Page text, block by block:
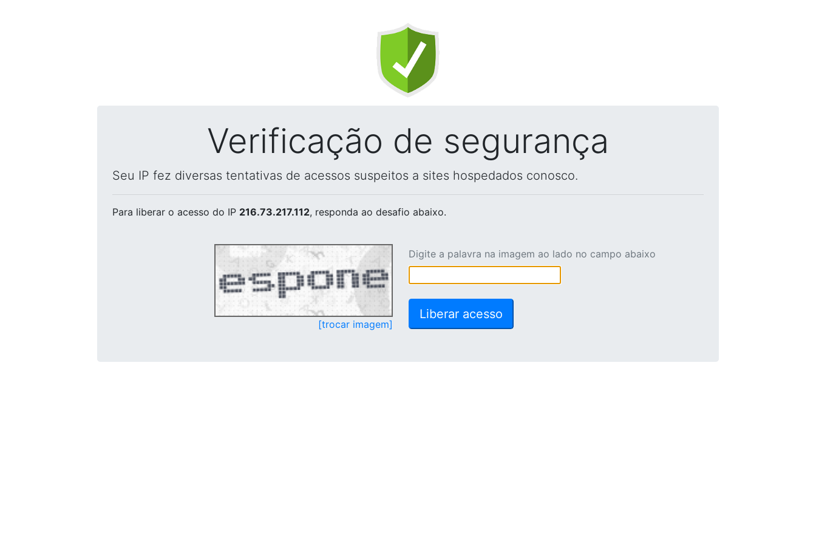
Verificação de segurança
Seu IP fez diversas tentativas de acessos suspeitos a sites hospedados conosco.
Para liberar o acesso do IP 216.73.217.112, responda ao desafio abaixo.
[trocar imagem]
Digite a palavra na imagem ao lado no campo abaixo